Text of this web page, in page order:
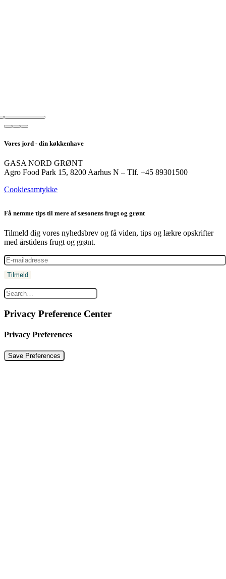
Vores jord - din køkkenhave
GASA NORD GRØNT
Agro Food Park 15, 8200 Aarhus N – Tlf. +45 89301500
Cookiesamtykke
Få nemme tips til mere af sæsonens frugt og grønt
Tilmeld dig vores nyhedsbrev og få viden, tips og lækre opskrifter
med årstidens frugt og grønt.
Privacy Preference Center
Privacy Preferences